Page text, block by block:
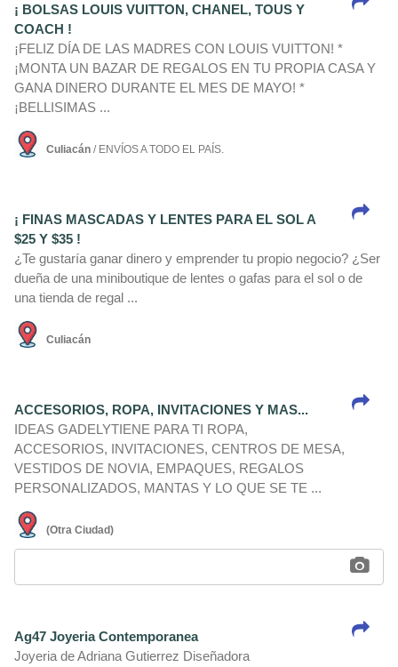
¡ BOLSAS LOUIS VUITTON, CHANEL, TOUS Y
COACH !
¡FELIZ DÍA DE LAS MADRES CON LOUIS VUITTON! *
¡MONTA UN BAZAR DE REGALOS EN TU PROPIA CASA Y
GANA DINERO DURANTE EL MES DE MAYO! *
¡BELLISIMAS ...
Culiacán / ENVÍOS A TODO EL PAÍS.
¡ FINAS MASCADAS Y LENTES PARA EL SOL A
$25 Y $35 !
¿Te gustarí­a ganar dinero y emprender tu propio negocio? ¿Ser
dueña de una miniboutique de lentes o gafas para el sol o de
una tienda de regal ...
Culiacán
ACCESORIOS, ROPA, INVITACIONES Y MAS...
IDEAS GADELYTIENE PARA TI ROPA,
ACCESORIOS, INVITACIONES, CENTROS DE MESA,
VESTIDOS DE NOVIA, EMPAQUES, REGALOS
PERSONALIZADOS, MANTAS Y LO QUE SE TE ...
(Otra Ciudad)
Ag47 Joyeria Contemporanea
Joyeria de Adriana Gutierrez Diseñadora